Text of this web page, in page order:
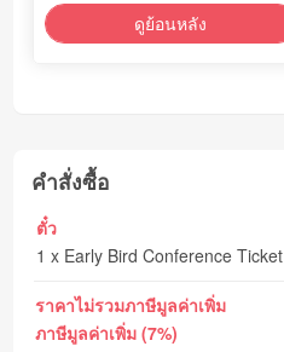
ดูย้อนหลัง
คำสั่งซื้อ
ตั๋ว
1 x Early Bird Conference Ticket
ราคาไม่รวมภาษีมูลค่าเพิ่ม
ภาษีมูลค่าเพิ่ม (7%)